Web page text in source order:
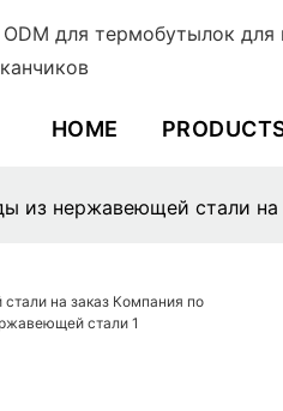
для термобутылок для
HOME
из нержавеющей стали